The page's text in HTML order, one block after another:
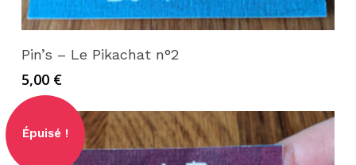
Pin’s – Le Pikachat n°2
5,00 €